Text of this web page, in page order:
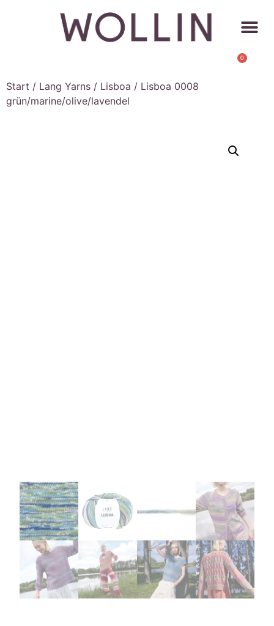
0
Start / Lang Yarns / Lisboa / Lisboa 0008
grün/marine/olive/lavendel